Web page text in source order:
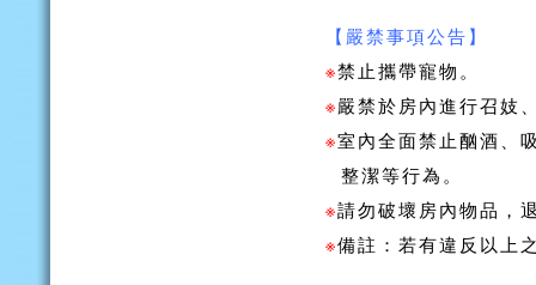
【嚴禁事項公告】
※禁止攜帶寵物。
※嚴禁於房內進行召妓
※室內全面禁止酗酒、
整潔等行為。
※請勿破壞房內物品，
※備註：若有違反以上